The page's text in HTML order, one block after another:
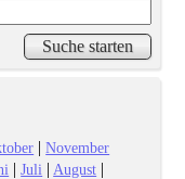
|November
|Juli | August |